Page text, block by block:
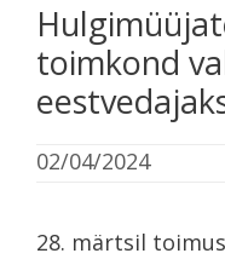
toimkond
02/04/2024
28. märtsil